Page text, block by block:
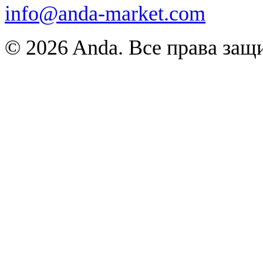
info@anda-market.com
© 2026 Anda. Все права